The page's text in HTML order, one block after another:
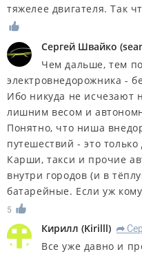
тяжелее двигателя. Так
Сергей Швайко (
Чем дальше, тем
электровнедорожника -
Ибо никуда не исчезают
лишним весом и
Понятно, что ниша
путешествий - это
Карши, такси и прочие
внутри городов (и в
батарейные. Если уж
5
Кирилл (Kirilll) R
Все уже давно и